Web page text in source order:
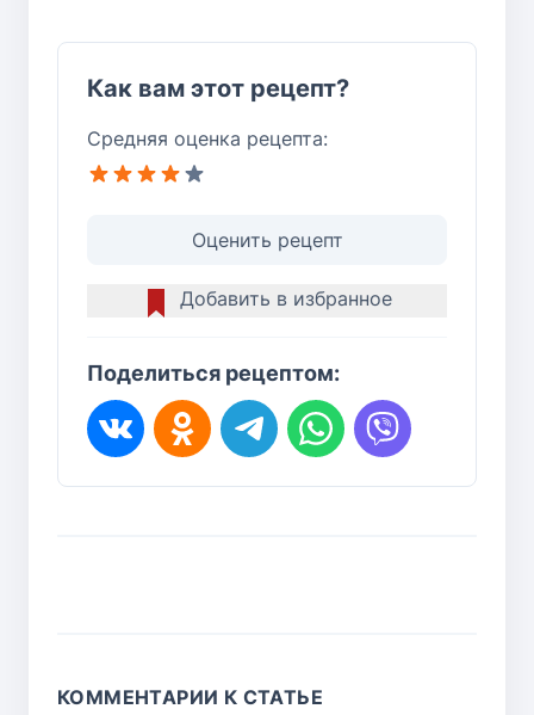
Как вам этот рецепт?
Средняя оценка рецепта:
Оценить рецепт
Добавить в избранное
Поделиться рецептом:
КОММЕНТАРИИ К СТАТЬЕ